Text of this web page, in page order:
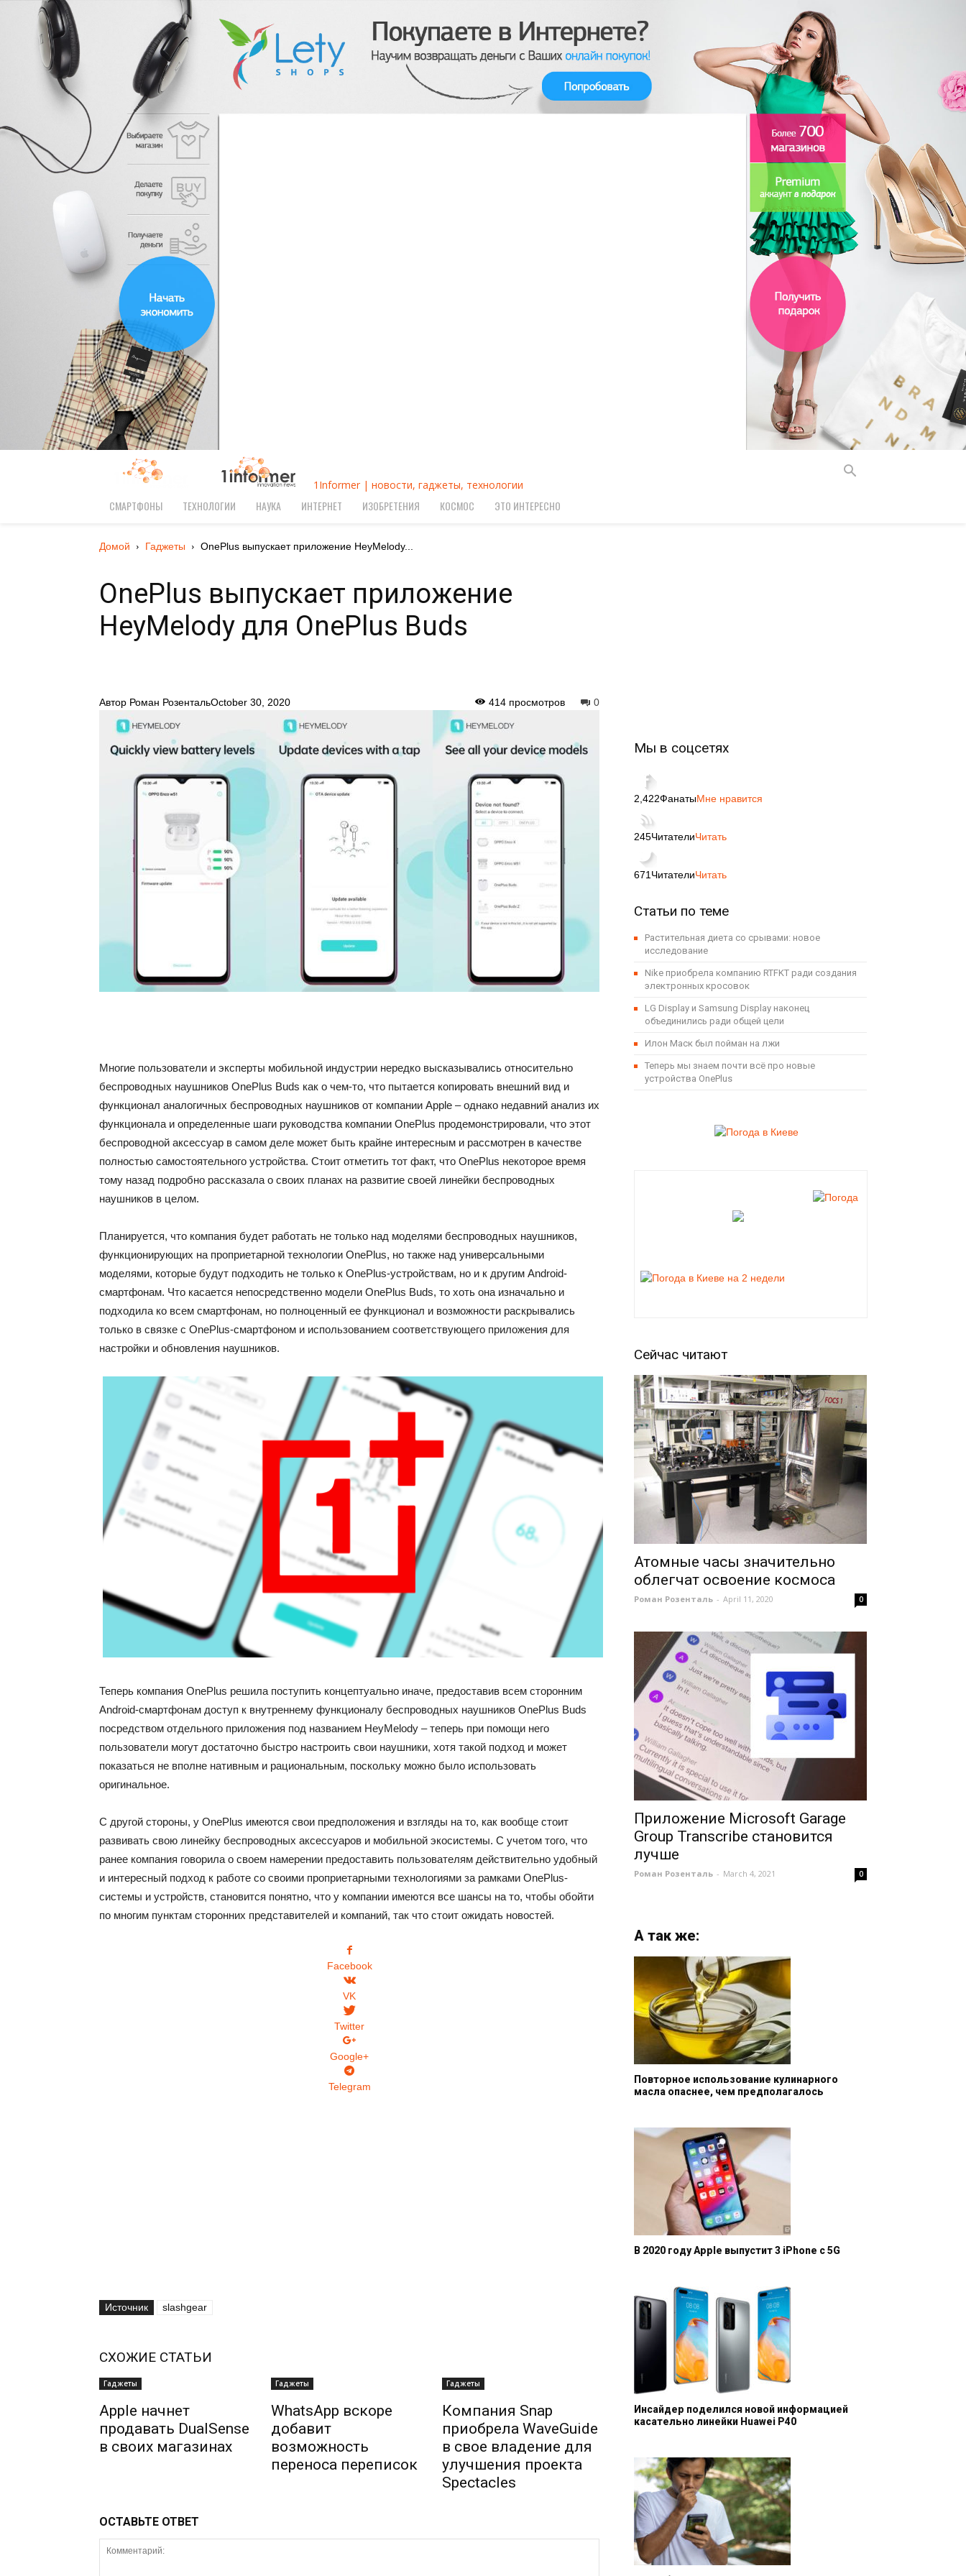
1Informer | новости, гаджеты, технологии
СМАРТФОНЫ ТЕХНОЛОГИИ НАУКА ИНТЕРНЕТ ИЗОБРЕТЕНИЯ КОСМОС ЭТО ИНТЕРЕСНО
Домой Гаджеты OnePlus выпускает приложение HeyMelody...
OnePlus выпускает приложение
HeyMelody для OnePlus Buds
Автор Роман РозентальOctober 30, 2020 0
414 просмотров
Многие пользователи и эксперты мобильной индустрии нередко высказывались относительно
беспроводных наушников OnePlus Buds как о чем-то, что пытается копировать внешний вид и
функционал аналогичных беспроводных наушников от компании Apple – однако недавний анализ их
функционала и определенные шаги руководства компании OnePlus продемонстрировали, что этот
беспроводной аксессуар в самом деле может быть крайне интересным и рассмотрен в качестве
полностью самостоятельного устройства. Стоит отметить тот факт, что OnePlus некоторое время
тому назад подробно рассказала о своих планах на развитие своей линейки беспроводных
наушников в целом.
Планируется, что компания будет работать не только над моделями беспроводных наушников,
функционирующих на проприетарной технологии OnePlus, но также над универсальными
моделями, которые будут подходить не только к OnePlus-устройствам, но и к другим Android-
смартфонам. Что касается непосредственно модели OnePlus Buds, то хоть она изначально и
подходила ко всем смартфонам, но полноценный ее функционал и возможности раскрывались
только в связке с OnePlus-смартфоном и использованием соответствующего приложения для
настройки и обновления наушников.
Теперь компания OnePlus решила поступить концептуально иначе, предоставив всем сторонним
Android-смартфонам доступ к внутреннему функционалу беспроводных наушников OnePlus Buds
посредством отдельного приложения под названием HeyMelody – теперь при помощи него
пользователи могут достаточно быстро настроить свои наушники, хотя такой подход и может
показаться не вполне нативным и рациональным, поскольку можно было использовать
оригинальное.
С другой стороны, у OnePlus имеются свои предположения и взгляды на то, как вообще стоит
развивать свою линейку беспроводных аксессуаров и мобильной экосистемы. С учетом того, что
ранее компания говорила о своем намерении предоставить пользователям действительно удобный
и интересный подход к работе со своими проприетарными технологиями за рамками OnePlus-
системы и устройств, становится понятно, что у компании имеются все шансы на то, чтобы обойти
по многим пунктам сторонних представителей и компаний, так что стоит ожидать новостей.
Facebook
VK
Twitter
Google+
Telegram
Источник slashgear
СХОЖИЕ СТАТЬИ
Гаджеты
Apple начнет
продавать DualSense
в своих магазинах
Гаджеты
WhatsApp вскоре
добавит
возможность
переноса переписок
Гаджеты
Компания Snap
приобрела WaveGuide
в свое владение для
улучшения проекта
Spectacles
ОСТАВЬТЕ ОТВЕТ
Мы в соцсетях
2,422ФанатыМне нравится
245ЧитателиЧитать
671 ЧитателиЧитать
Статьи по теме
Растительная диета со срывами: новое
исследование
Nike приобрела компанию RTFKT ради создания
электронных кросовок
LG Display и Samsung Display наконец
объединились ради общей цели
Илон Маск был пойман на лжи
Теперь мы знаем почти всё про новые
устройства OnePlus
Сейчас читают
Атомные часы значительно
облегчат освоение космоса
Роман Розенталь - April 11, 2020 0
Приложение Microsoft Garage
Group Transcribe становится
лучше
Роман Розенталь - March 4, 2021 0
А так же:
Повторное использование кулинарного
масла опаснее, чем предполагалось
В 2020 году Apple выпустит 3 iPhone с 5G
Инсайдер поделился новой информацией
касательно линейки Huawei P40